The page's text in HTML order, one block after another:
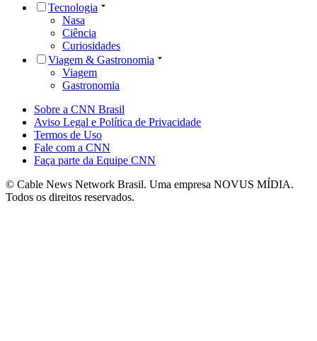
Tecnologia
Nasa
Ciência
Curiosidades
Viagem & Gastronomia
Viagem
Gastronomia
Sobre a CNN Brasil
Aviso Legal e Política de Privacidade
Termos de Uso
Fale com a CNN
Faça parte da Equipe CNN
© Cable News Network Brasil. Uma empresa NOVUS MÍDIA.
Todos os direitos reservados.